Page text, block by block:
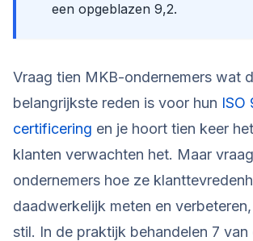
een opgeblazen 9,2.
Vraag tien MKB-ondernemers wat
belangrijkste reden is voor hun ISO
certificering en je hoort tien keer
klanten verwachten het. Maar
ondernemers hoe ze
daadwerkelijk meten en
stil. In de praktijk behandelen 7 van